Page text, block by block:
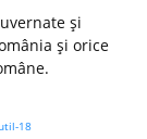
şi
şi orice
18